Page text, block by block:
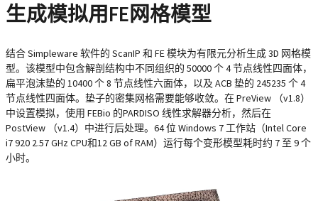
生成模拟用FE网格模型
结合 Simpleware 软件的 ScanIP 和 FE 模块为有限元分析生成 3D 网格模
型。该模型中包含解剖结构中不同组织的 50000 个 4 节点线性四面体，
扁平泡沫垫的 10400 个 8 节点线性六面体，以及 ACB 垫的 245235 个 4
节点线性四面体。垫子的密集网格需要能够收敛。在 PreView （v1.8）
中设置模拟，使用 FEBio 的PARDISO 线性求解器分析，然后在
PostView （v1.4）中进行后处理。64 位 Windows 7 工作站（Intel Core
i7 920 2.57 GHz CPU和12 GB of RAM）运行每个变形模型耗时约 7 至 9 个
小时。